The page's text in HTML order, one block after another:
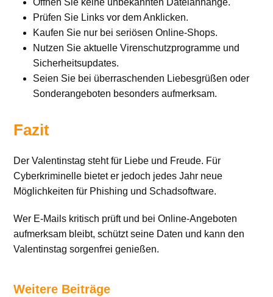
Öffnen Sie keine unbekannten Dateianhänge.
Prüfen Sie Links vor dem Anklicken.
Kaufen Sie nur bei seriösen Online-Shops.
Nutzen Sie aktuelle Virenschutzprogramme und
Sicherheitsupdates.
Seien Sie bei überraschenden Liebesgrüßen oder
Sonderangeboten besonders aufmerksam.
Fazit
Der Valentinstag steht für Liebe und Freude. Für
Cyberkriminelle bietet er jedoch jedes Jahr neue
Möglichkeiten für Phishing und Schadsoftware.
Wer E-Mails kritisch prüft und bei Online-Angeboten
aufmerksam bleibt, schützt seine Daten und kann den
Valentinstag sorgenfrei genießen.
Weitere Beiträge